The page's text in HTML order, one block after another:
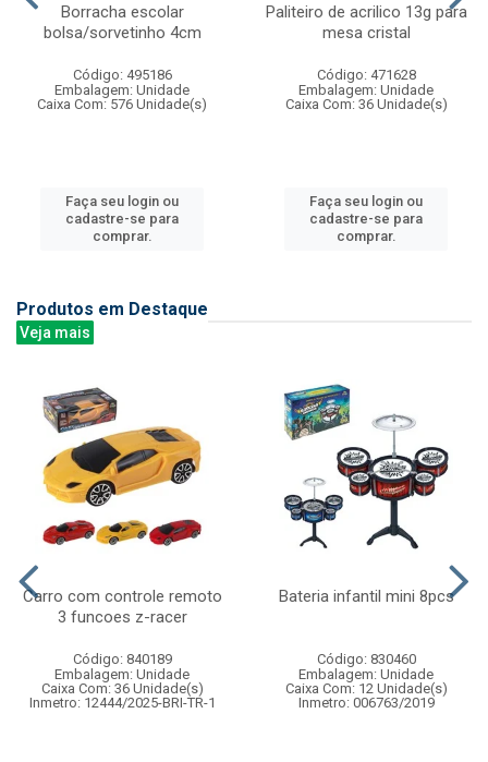
Borracha escolar
bolsa/sorvetinho 4cm
Código: 495186
Embalagem: Unidade
Caixa Com: 576 Unidade(s)
Faça seu login ou
cadastre-se para
comprar.
Paliteiro de acrilico 13g para
mesa cristal
Código: 471628
Embalagem: Unidade
Caixa Com: 36 Unidade(s)
Faça seu login ou
cadastre-se para
comprar.
Produtos em Destaque
Veja mais
Carro com controle remoto
3 funcoes z-racer
Código: 840189
Embalagem: Unidade
Caixa Com: 36 Unidade(s)
Inmetro: 12444/2025-BRI-TR-1
Bateria infantil mini 8pcs
Código: 830460
Embalagem: Unidade
Caixa Com: 12 Unidade(s)
Inmetro: 006763/2019